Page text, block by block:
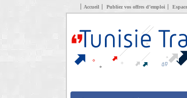
Accueil Publiez vos offres d’emploi